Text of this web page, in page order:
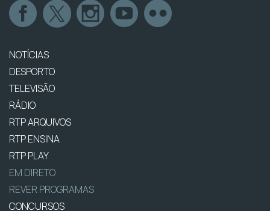
NOTÍCIAS
DESPORTO
TELEVISÃO
RÁDIO
RTP ARQUIVOS
RTP ENSINA
RTP PLAY
EM DIRETO
REVER PROGRAMAS
CONCURSOS